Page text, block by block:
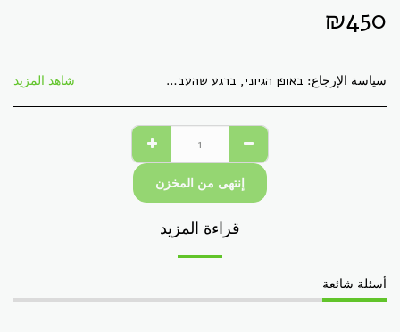
₪450
سياسة الإرجاع: באופן הגיוני, ברגע שהעברנו לך חומר דיגיטלי, לא ניתן "להחזיר" אותו, כמו קבצים. כל מוצר אחר, ניתן להחזירו באריזתו המקורית, ללא פגמים, תוך 30 ימי עסקים. הזיכוי יתקבל בעת הגעת המוצר חזרה בשלמותו. شاهد المزيد
إنتهى من المخزن
قراءة المزيد
أسئلة شائعة